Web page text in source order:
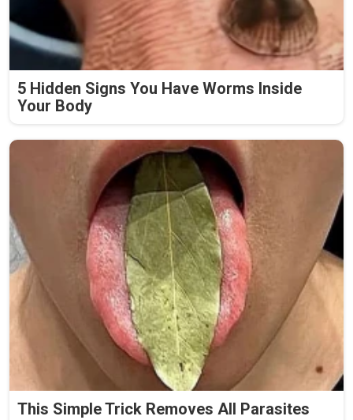
5 Hidden Signs You Have Worms Inside
Your Body
This Simple Trick Removes All Parasites